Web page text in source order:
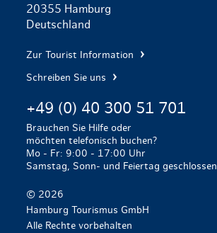
20355 Hamburg
Deutschland
Zur Tourist Information
Schreiben Sie uns
+49 (0) 40 300 51 701
Brauchen Sie Hilfe oder
möchten telefonisch buchen?
Mo - Fr: 9:00 - 17:00 Uhr
Samstag, Sonn- und Feiertag geschlossen
© 2026
Hamburg Tourismus GmbH
Alle Rechte vorbehalten